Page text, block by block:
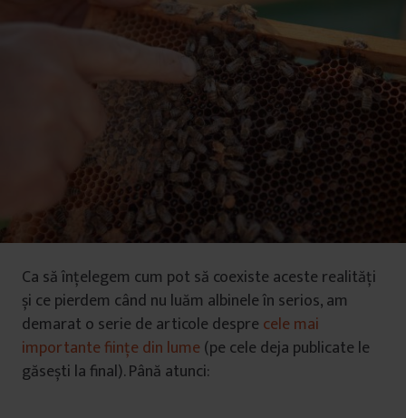
Ca să înțelegem cum pot să coexiste aceste realități
și ce pierdem când nu luăm albinele în serios, am
demarat o serie de articole despre cele mai
importante ființe din lume(pe cele deja publicate le
găsești la final). Până atunci: